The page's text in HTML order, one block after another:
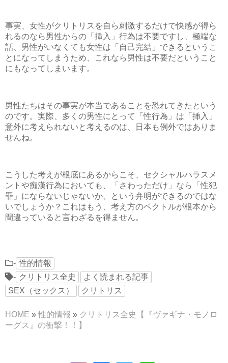
事実、女性がクリトリスを自ら刺激するだけで快感が得ら
れるのなら男性からの「挿入」行為は不要ですし、極端な
話、男性がいなくても女性は「自己完結」できるというこ
とになってしまうため、これなら男性は不要だということ
にもなってしまいます。
男性たちはその事実が本当であることを恐れてきたという
のです。実際、多くの男性にとって「性行為」は「挿入」
意外に考えられないと考えるのは、日本も例外ではありま
せんね。
こうした考えが根底にあるからこそ、セクシャルハラスメ
ントや痴漢行為においても、「さわっただけ」なら「性犯
罪」にならないじゃないか、という弁明ができるのではな
いでしょうか？これはもう、考え方のベクトルが根本から
間違っていると言わざるを得ません。
- 性的情報
- クリトリス全史
よく読まれる記事
SEX（セックス）
クリトリス
HOME » 性的情報 » クリトリス全史【『ヴァギナ・モノロ
ーグス』の衝撃！！】